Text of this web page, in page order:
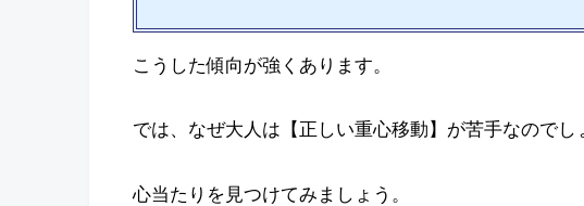
こうした傾向が強くあります。
では、なぜ大人は【正しい重心移動】が苦手なのでし
心当たりを見つけてみましょう。